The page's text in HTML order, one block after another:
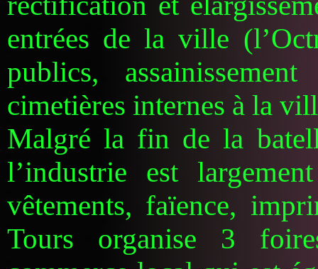
entrées de la ville
publics,
cimetières internes à la
Malgré la fin de la
l’industrie est
vêtements, faïence,
Tours organise 3